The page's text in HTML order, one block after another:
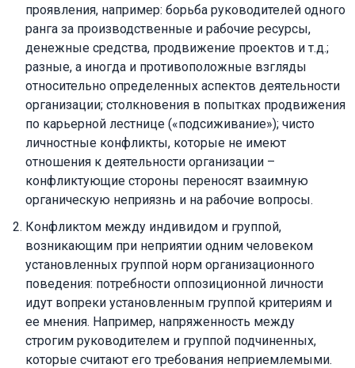
проявления, например: борьба руководителей одного
ранга за производственные и рабочие ресурсы,
денежные средства, продвижение проектов и т.д.;
разные, а иногда и противоположные взгляды
относительно определенных аспектов деятельности
организации; столкновения в попытках продвижения
по карьерной лестнице («подсиживание»); чисто
личностные конфликты, которые не имеют
отношения к деятельности организации –
конфликтующие стороны переносят взаимную
органическую неприязнь и на рабочие вопросы.
Конфликтом между индивидом и группой,
возникающим при неприятии одним человеком
установленных группой норм организационного
поведения: потребности оппозиционной личности
идут вопреки установленным группой критериям и
ее мнения. Например, напряженность между
строгим руководителем и группой подчиненных,
которые считают его требования неприемлемыми.